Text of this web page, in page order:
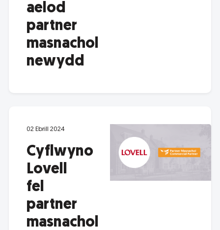
aelod
partner
masnachol
newydd
02 Ebrill 2024
Cyflwyno
Lovell
fel
partner
masnachol